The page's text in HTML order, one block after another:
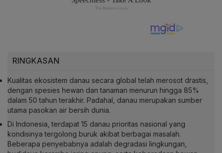
RINGKASAN
Kualitas ekosistem danau secara global telah merosot drastis,
dengan spesies hewan dan tanaman menurun hingga 85%
dalam 50 tahun terakhir. Padahal, danau merupakan sumber
utama pasokan air bersih dunia.
Di Indonesia, terdapat 15 danau prioritas nasional yang
kondisinya tergolong buruk akibat berbagai masalah.
Beberapa penyebabnya adalah degradasi lingkungan,